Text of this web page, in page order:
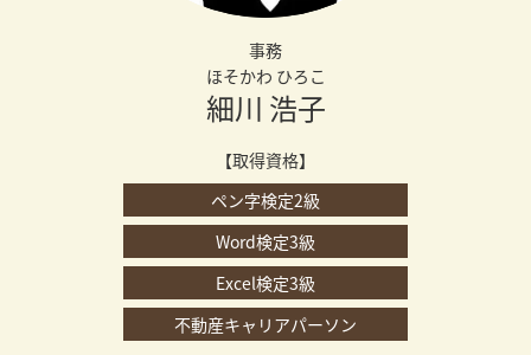
事務
ほそかわ ひろこ
細川 浩子
【取得資格】
ペン字検定2級
Word検定3級
Excel検定3級
不動産キャリアパーソン